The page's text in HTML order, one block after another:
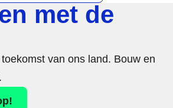
met de
van ons land. Bouw en